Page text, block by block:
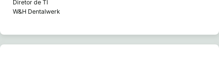
Diretor de TI
W&H Dentalwerk